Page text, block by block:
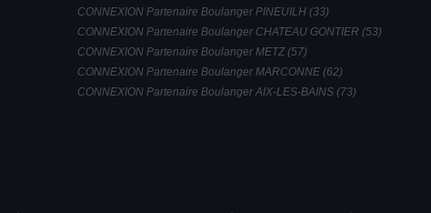
CONNEXION Partenaire Boulanger PINEUILH (33)
CONNEXION Partenaire Boulanger CHATEAU GONTIER (53)
CONNEXION Partenaire Boulanger METZ (57)
CONNEXION Partenaire Boulanger MARCONNE (62)
CONNEXION Partenaire Boulanger AIX-LES-BAINS (73)